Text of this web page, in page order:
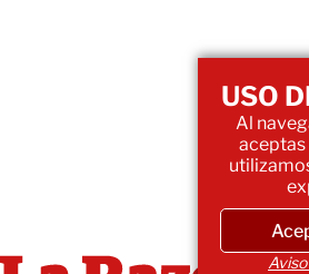
USO
Al
aceptas